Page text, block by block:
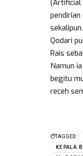
(Artificial
sekalipun.
Qodari
Rais
Namun
begitu
receh
TAGGED:
KEPALA